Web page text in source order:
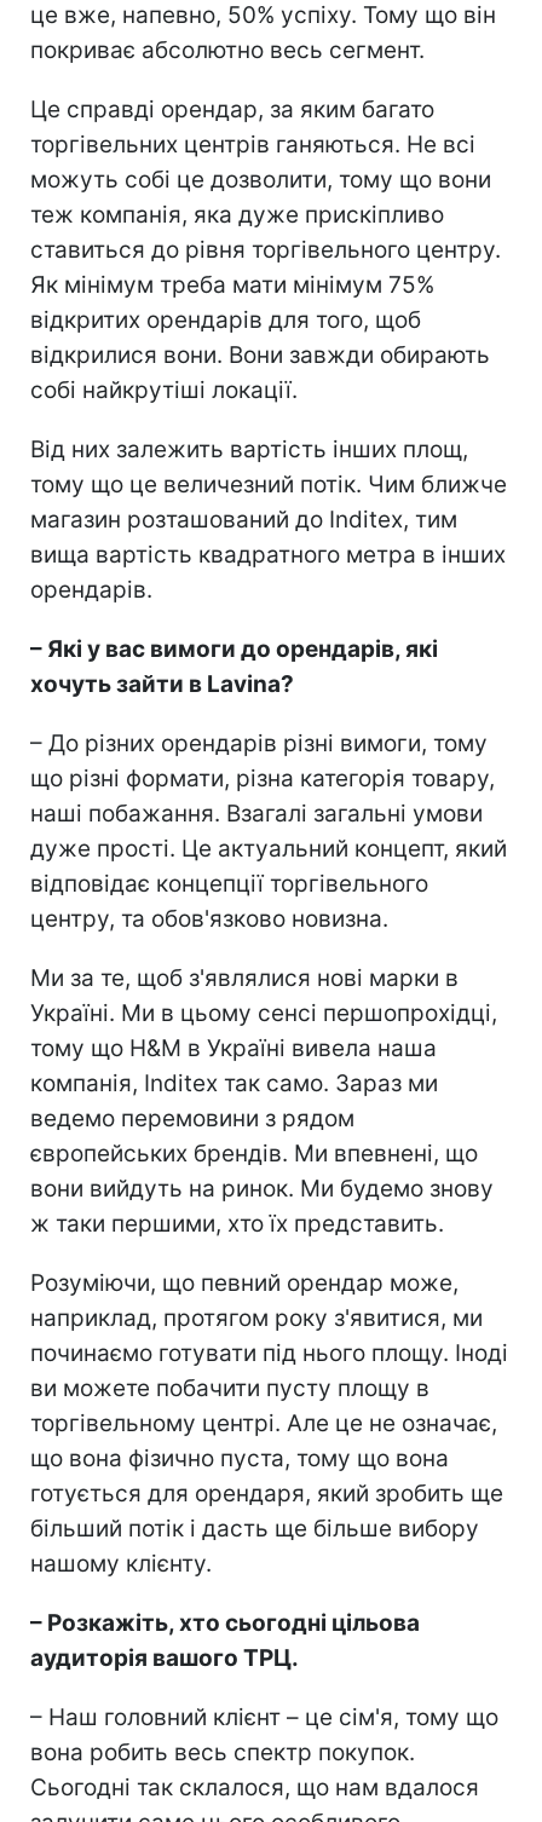
це вже, напевно, 50% успіху. Тому що він
покриває абсолютно весь сегмент.
Це справді орендар, за яким багато
торгівельних центрів ганяються. Не всі
можуть собі це дозволити, тому що вони
теж компанія, яка дуже прискіпливо
ставиться до рівня торгівельного центру.
Як мінімум треба мати мінімум 75%
відкритих орендарів для того, щоб
відкрилися вони. Вони завжди обирають
собі найкрутіші локації.
Від них залежить вартість інших площ,
тому що це величезний потік. Чим ближче
магазин розташований до Indіtex, тим
вища вартість квадратного метра в інших
орендарів.
– Які у вас вимоги до орендарів, які
хочуть зайти в Lavina?
– До різних орендарів різні вимоги, тому
що різні формати, різна категорія товару,
наші побажання. Взагалі загальні умови
дуже прості. Це актуальний концепт, який
відповідає концепції торгівельного
центру, та обов'язково новизна.
Ми за те, щоб з'являлися нові марки в
Україні. Ми в цьому сенсі першопрохідці,
тому що H&M в Україні вивела наша
компанія, Indіtex так само. Зараз ми
ведемо перемовини з рядом
європейських брендів. Ми впевнені, що
вони вийдуть на ринок. Ми будемо знову
ж таки першими, хто їх представить.
Розуміючи, що певний орендар може,
наприклад, протягом року з'явитися, ми
починаємо готувати під нього площу. Іноді
ви можете побачити пусту площу в
торгівельному центрі. Але це не означає,
що вона фізично пуста, тому що вона
готується для орендаря, який зробить ще
більший потік і дасть ще більше вибору
нашому клієнту.
– Розкажіть, хто сьогодні цільова
аудиторія вашого ТРЦ.
– Наш головний клієнт – це сім'я, тому що
вона робить весь спектр покупок.
Сьогодні так склалося, що нам вдалося